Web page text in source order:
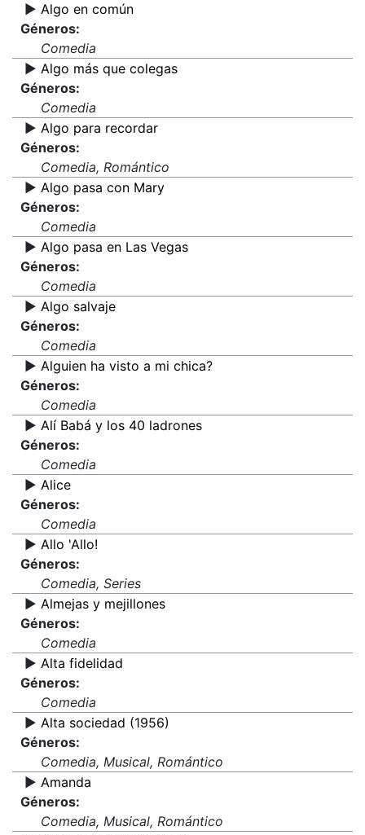
▶️ Algo en común
Géneros:
Comedia
▶️ Algo más que colegas
Géneros:
Comedia
▶️ Algo para recordar
Géneros:
Comedia, Romántico
▶️ Algo pasa con Mary
Géneros:
Comedia
▶️ Algo pasa en Las Vegas
Géneros:
Comedia
▶️ Algo salvaje
Géneros:
Comedia
▶️ Alguien ha visto a mi chica?
Géneros:
Comedia
▶️ Alí Babá y los 40 ladrones
Géneros:
Comedia
▶️ Alice
Géneros:
Comedia
▶️ Allo 'Allo!
Géneros:
Comedia, Series
▶️ Almejas y mejillones
Géneros:
Comedia
▶️ Alta fidelidad
Géneros:
Comedia
▶️ Alta sociedad (1956)
Géneros:
Comedia, Musical, Romántico
▶️ Amanda
Géneros:
Comedia, Musical, Romántico